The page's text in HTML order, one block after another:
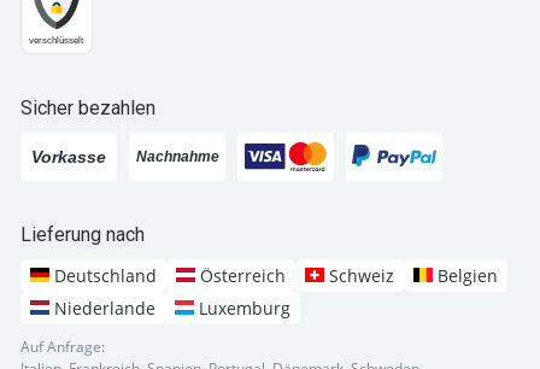
Sicher bezahlen
Lieferung nach
Deutschland
Österreich Schweiz
Belgien
Niederlande
Luxemburg
Auf Anfrage: